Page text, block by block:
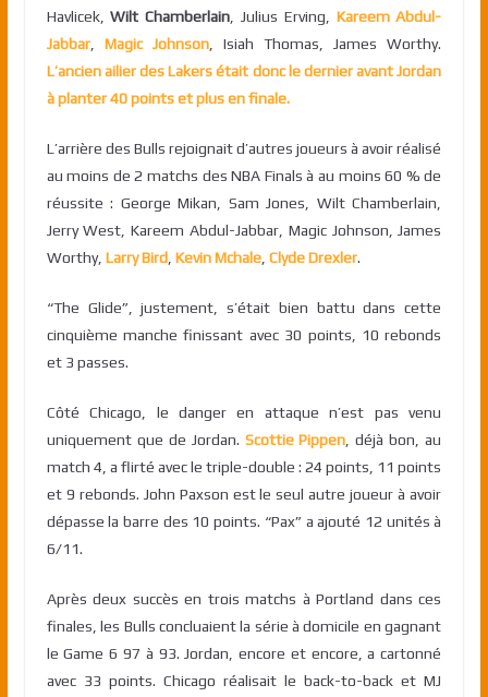
Havlicek,Wilt Chamberlain, Julius Erving, Kareem Abdul-
Jabbar, Magic Johnson, Isiah Thomas, James Worthy.
L’ancien ailier des Lakers était donc le dernier avant Jordan
à planter 40 points et plus en finale.
L’arrière des Bulls rejoignait d’autres joueurs à avoir réalisé
au moins de 2 matchs des NBA Finals à au moins 60 % de
réussite : George Mikan, Sam Jones, Wilt Chamberlain,
Jerry West, Kareem Abdul-Jabbar, Magic Johnson, James
Worthy, Larry Bird, Kevin Mchale, Clyde Drexler.
“The Glide”, justement, s’était bien battu dans cette
cinquième manche finissant avec 30 points, 10 rebonds
et 3 passes.
Côté Chicago, le danger en attaque n’est pas venu
uniquement que de Jordan. Scottie Pippen, déjà bon, au
match 4, a flirté avec le triple-double : 24 points, 11 points
et 9 rebonds. John Paxson est le seul autre joueur à avoir
dépasse la barre des 10 points. “Pax” a ajouté 12 unités à
6/11.
Après deux succès en trois matchs à Portland dans ces
finales, les Bulls concluaient la série à domicile en gagnant
le Game 6 97 à 93. Jordan, encore et encore, a cartonné
avec 33 points. Chicago réalisait le back-to-back et MJ